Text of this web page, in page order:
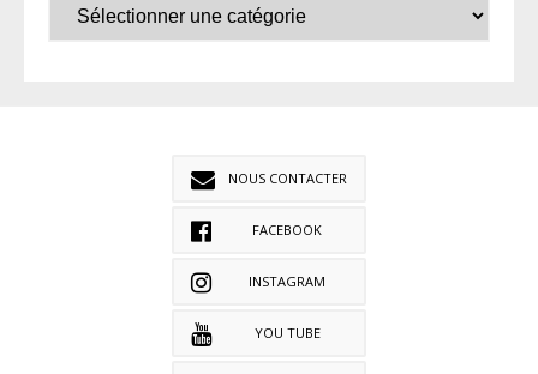
NOUS CONTACTER
FACEBOOK
INSTAGRAM
YOU TUBE